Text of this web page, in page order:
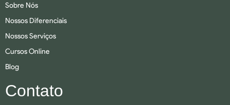
Sobre Nós
Nossos Diferenciais
Nossos Serviços
Cursos Online
Blog
Contato